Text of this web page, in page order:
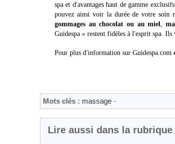
spa et d'avantages haut de gamme
pouvez ainsi voir la durée de votre soin
gommages au chocolat ou au miel ,
Guidespa » restent fidèles à l'esprit spa. Ils
Pour plus d'information sur Guidespa.com
Mots clés : massage -
Lire aussi dans la rubrique